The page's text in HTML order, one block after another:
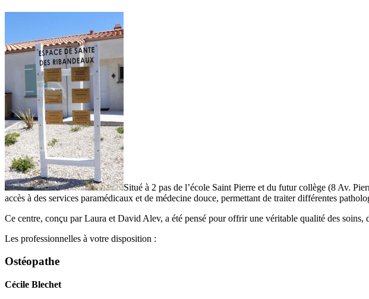
Situé à 2 pas de l’école Saint Pierre et du futur collège (8 Av.
accès à des services paramédicaux et de médecine douce, permettant de traiter différentes
Ce centre, conçu par Laura et David Alev, a été pensé pour offrir une véritable qualité des
Les professionnelles à votre disposition :
Ostéopathe
Cécile Blechet